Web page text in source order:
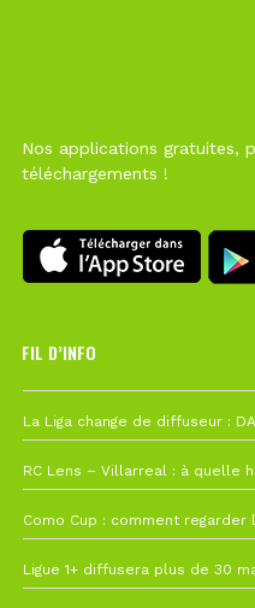
Nos applications gratuites,
téléchargements !
FIL D’INFO